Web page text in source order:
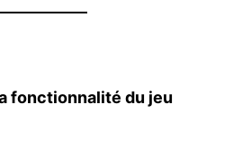
fonctionnalité du jeu